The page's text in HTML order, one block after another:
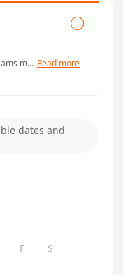

Een korte kennismaking via Microsoft Teams met Job van Olmia. Perfect om uw vraag of project even door te spreken en te bekijken wat Olmia voor u kan betekenen. A short introduction meeting via Microsoft Teams with Job from Olmia. Perfect for discussing your question or project and exploring how Olmia can support you. Read more
dates and
F S